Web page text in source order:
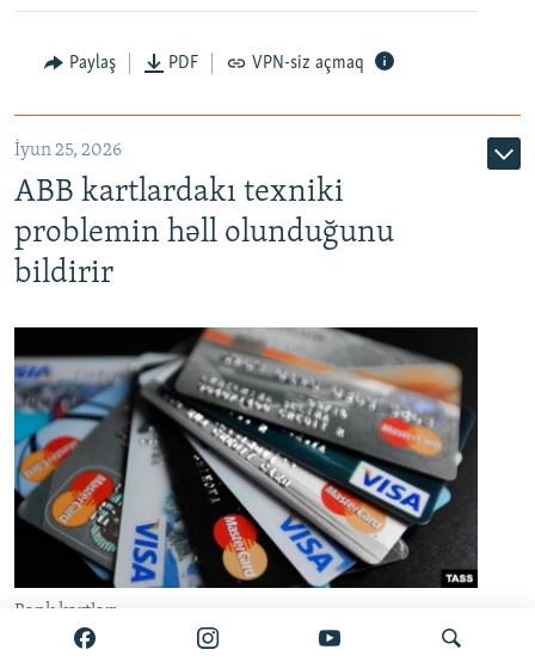
Auto 240p 360p 480p
720p 1080p
Paylaş PDF VPN-siz açmaq
İyun 25, 2026
ABB kartlardakı texniki
problemin həll olunduğunu
bildirir
Bank kartları